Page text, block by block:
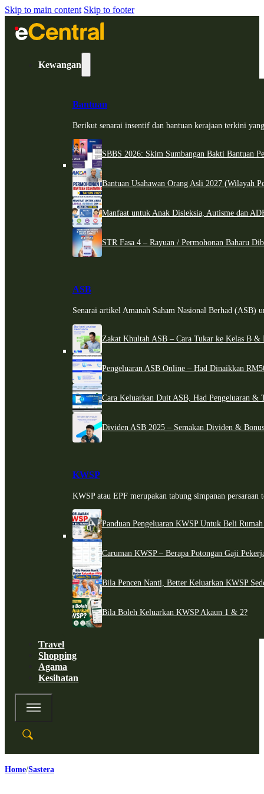
Skip to main content Skip to footer
Kewangan
Bantuan
Berikut senarai insentif dan bantuan kerajaan terkini
SBBS 2026: Skim Sumbangan Bakti Bantuan
Bantuan Usahawan Orang Asli 2027 (Wilayah
Manfaat untuk Anak Disleksia, Autisme dan
STR Fasa 4 – Rayuan / Permohonan Baharu
ASB
Senarai artikel Amanah Saham Nasional Berhad (ASB)
Zakat Khultah ASB – Cara Tukar ke Kelas B &
Pengeluaran ASB Online – Had Dinaikkan
Cara Keluarkan Duit ASB, Had Pengeluaran &
Dividen ASB 2025 – Semakan Dividen &
KWSP
KWSP atau EPF merupakan tabung simpanan persaraan
Panduan Pengeluaran KWSP Untuk Beli
Caruman KWSP – Berapa Potongan Gaji
Bila Pencen Nanti, Better Keluarkan KWSP
Bila Boleh Keluarkan KWSP Akaun 1 & 2?
Travel
Shopping
Agama
Kesihatan
Home Sastera